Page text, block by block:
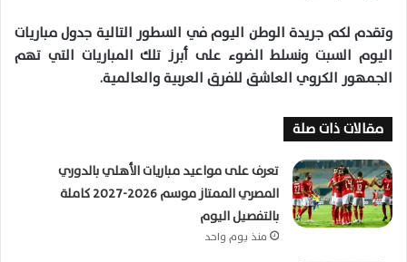
وتقدم لكم جريدة الوطن اليوم في السطور التالية جدول مباريات
اليوم السبت ونسلط الضوء على أبرز تلك المباريات التي تهم
الجمهور الكروي العاشق للفرق العربية والعالمية.
مقالات ذات صلة
تعرف على مواعيد مباريات الأهلي بالدوري
المصري الممتاز موسم 2026-2027 كاملة
بالتفصيل اليوم
منذ يوم واحد